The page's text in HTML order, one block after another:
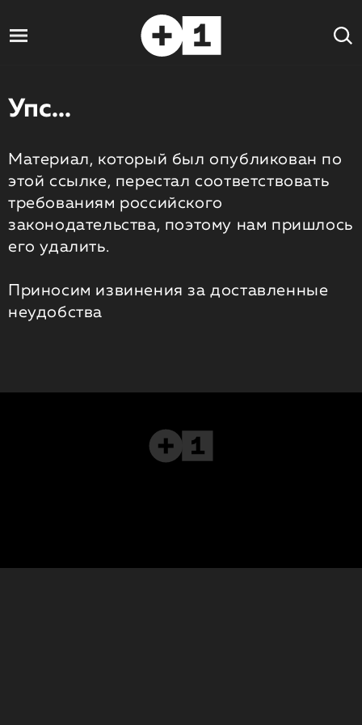
Упс...
Материал, который был опубликован по
этой ссылке, перестал соответствовать
требованиям российского
законодательства, поэтому нам пришлось
его удалить.
Приносим извинения за доставленные
неудобства